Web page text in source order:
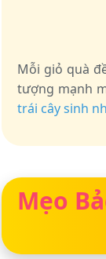
Mỗi giỏ quà
tượng mạnh
trái cây sinh
Mẹo